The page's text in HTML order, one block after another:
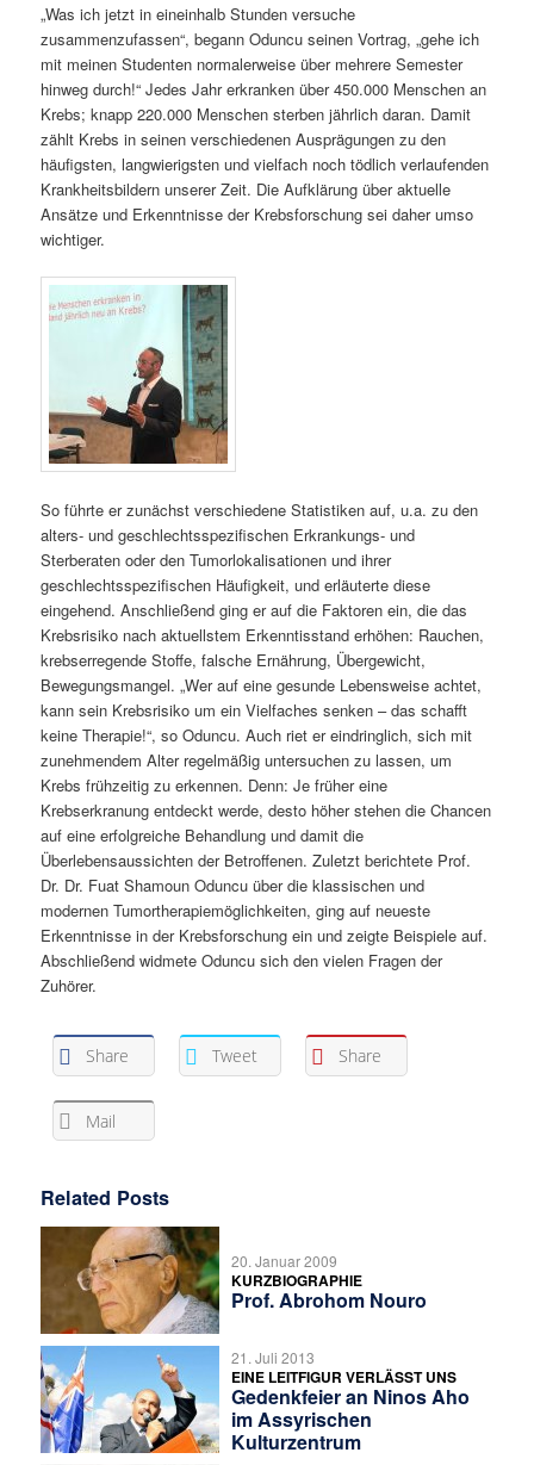
„Was ich jetzt in eineinhalb Stunden versuche
zusammenzufassen“, begann Oduncu seinen Vortrag, „gehe ich
mit meinen Studenten normalerweise über mehrere Semester
hinweg durch!“ Jedes Jahr erkranken über 450.000 Menschen an
Krebs; knapp 220.000 Menschen sterben jährlich daran. Damit
zählt Krebs in seinen verschiedenen Ausprägungen zu den
häufigsten, langwierigsten und vielfach noch tödlich verlaufenden
Krankheitsbildern unserer Zeit. Die Aufklärung über aktuelle
Ansätze und Erkenntnisse der Krebsforschung sei daher umso
wichtiger.
So führte er zunächst verschiedene Statistiken auf, u.a. zu den
alters- und geschlechtsspezifischen Erkrankungs- und
Sterberaten oder den Tumorlokalisationen und ihrer
geschlechtsspezifischen Häufigkeit, und erläuterte diese
eingehend. Anschließend ging er auf die Faktoren ein, die das
Krebsrisiko nach aktuellstem Erkenntisstand erhöhen: Rauchen,
krebserregende Stoffe, falsche Ernährung, Übergewicht,
Bewegungsmangel. „Wer auf eine gesunde Lebensweise achtet,
kann sein Krebsrisiko um ein Vielfaches senken – das schafft
keine Therapie!“, so Oduncu. Auch riet er eindringlich, sich mit
zunehmendem Alter regelmäßig untersuchen zu lassen, um
Krebs frühzeitig zu erkennen. Denn: Je früher eine
Krebserkranung entdeckt werde, desto höher stehen die Chancen
auf eine erfolgreiche Behandlung und damit die
Überlebensaussichten der Betroffenen. Zuletzt berichtete Prof.
Dr. Dr. Fuat Shamoun Oduncu über die klassischen und
modernen Tumortherapiemöglichkeiten, ging auf neueste
Erkenntnisse in der Krebsforschung ein und zeigte Beispiele auf.
Abschließend widmete Oduncu sich den vielen Fragen der
Zuhörer.
Share Tweet Share
Mail
Related Posts
20. Januar 2009
KURZBIOGRAPHIE
Prof. Abrohom Nouro
21. Juli 2013
EINE LEITFIGUR VERLÄSST UNS
Gedenkfeier an Ninos Aho
im Assyrischen
Kulturzentrum